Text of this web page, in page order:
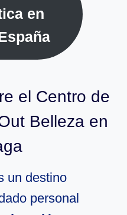
en
el Centro de
Belleza en
un destino
personal